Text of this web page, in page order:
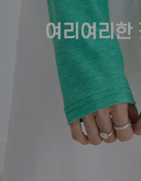
여름 잠옷 장마템